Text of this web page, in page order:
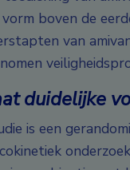
boven de
van
duidelijke
is een